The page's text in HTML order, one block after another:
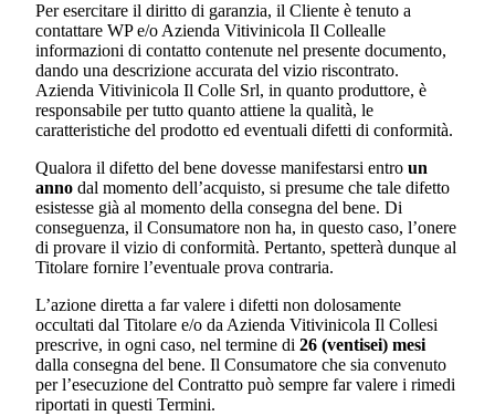
Per esercitare il diritto di garanzia, il Cliente è tenuto a
contattare WP e/o Azienda Vitivinicola Il Collealle
informazioni di contatto contenute nel presente documento,
dando una descrizione accurata del vizio riscontrato.
Azienda Vitivinicola Il Colle Srl, in quanto produttore, è
responsabile per tutto quanto attiene la qualità, le
caratteristiche del prodotto ed eventuali difetti di conformità.
Qualora il difetto del bene dovesse manifestarsi entro un
anno dal momento dell’acquisto, si presume che tale difetto
esistesse già al momento della consegna del bene. Di
conseguenza, il Consumatore non ha, in questo caso, l’onere
di provare il vizio di conformità. Pertanto, spetterà dunque al
Titolare fornire l’eventuale prova contraria.
L’azione diretta a far valere i difetti non dolosamente
occultati dal Titolare e/o da Azienda Vitivinicola Il Collesi
prescrive, in ogni caso, nel termine di 26 (ventisei) mesi
dalla consegna del bene. Il Consumatore che sia convenuto
per l’esecuzione del Contratto può sempre far valere i rimedi
riportati in questi Termini.